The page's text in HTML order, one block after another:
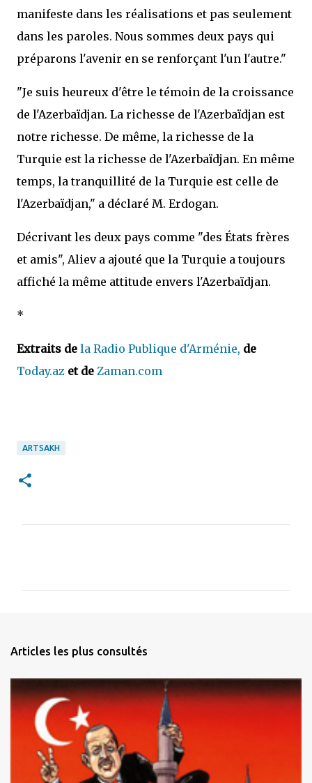
manifeste dans les réalisations et pas seulement
dans les paroles. Nous sommes deux pays qui
préparons l'avenir en se renforçant l'un l'autre."
"Je suis heureux d'être le témoin de la croissance
de l'Azerbaïdjan. La richesse de l'Azerbaïdjan est
notre richesse. De même, la richesse de la
Turquie est la richesse de l'Azerbaïdjan. En même
temps, la tranquillité de la Turquie est celle de
l'Azerbaïdjan," a déclaré M. Erdogan.
Décrivant les deux pays comme "des États frères
et amis", Aliev a ajouté que la Turquie a toujours
affiché la même attitude envers l'Azerbaïdjan.
*
Extraits de la Radio Publique d'Arménie, de
Today.az et de Zaman.com
ARTSAKH
n
i
Articles les plus consultés